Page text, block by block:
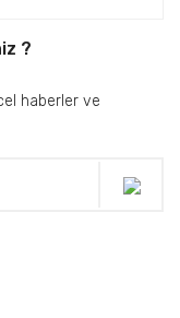
?
haberler ve